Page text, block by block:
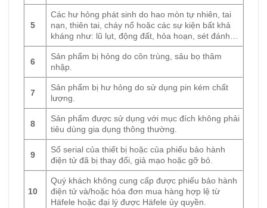
5
Các hư hỏng phát sinh do hao mòn tự nhiên, tai
nạn, thiên tai, cháy nổ hoặc các sự kiện bất khả
kháng như: lũ lụt, động đất, hỏa hoạn, sét đánh…
6
Sản phẩm bị hỏng do côn trùng, sâu bọ thâm
nhập.
7
Sản phẩm bị hư hỏng do sử dụng pin kém chất
lượng.
8
Sản phẩm được sử dụng với mục đích không phải
tiêu dùng gia dụng thông thường.
9
Số serial của thiết bị hoặc của phiếu bảo hành
điện tử đã bị thay đổi, giả mạo hoặc gỡ bỏ.
10
Quý khách không cung cấp được phiếu bảo hành
điện tử và/hoặc hóa đơn mua hàng hợp lệ từ
Häfele hoặc đại lý được Häfele ủy quyền.